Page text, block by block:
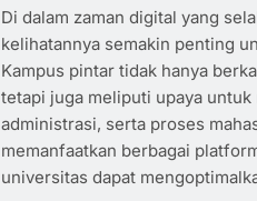
Di dalam zaman digital yang
kelihatannya semakin penting
Kampus pintar tidak hanya
tetapi juga meliputi upaya
administrasi, serta proses
memanfaatkan berbagai
universitas dapat